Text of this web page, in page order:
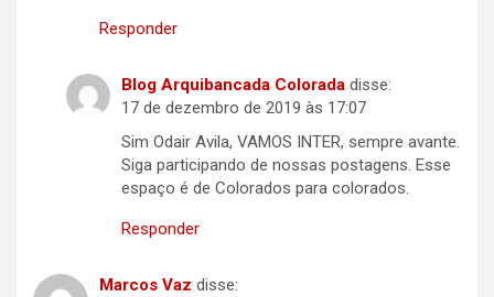
Responder
Blog Arquibancada Colorada disse:
17 de dezembro de 2019 às 17:07
Sim Odair Avila, VAMOS INTER, sempre avante.
Siga participando de nossas postagens. Esse
espaço é de Colorados para colorados.
Responder
Marcos Vaz disse: